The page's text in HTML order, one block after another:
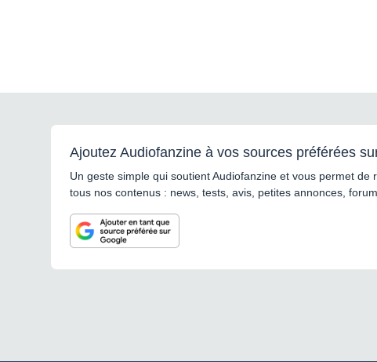
Ajoutez Audiofanzine à vos sources préférées
Un geste simple qui soutient Audiofanzine et vous permet de
tous nos contenus : news, tests, avis, petites annonces,